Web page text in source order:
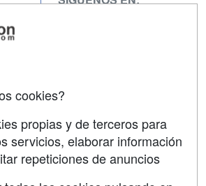
cookies?
propias y de terceros para
servicios, elaborar información
repeticiones de anuncios